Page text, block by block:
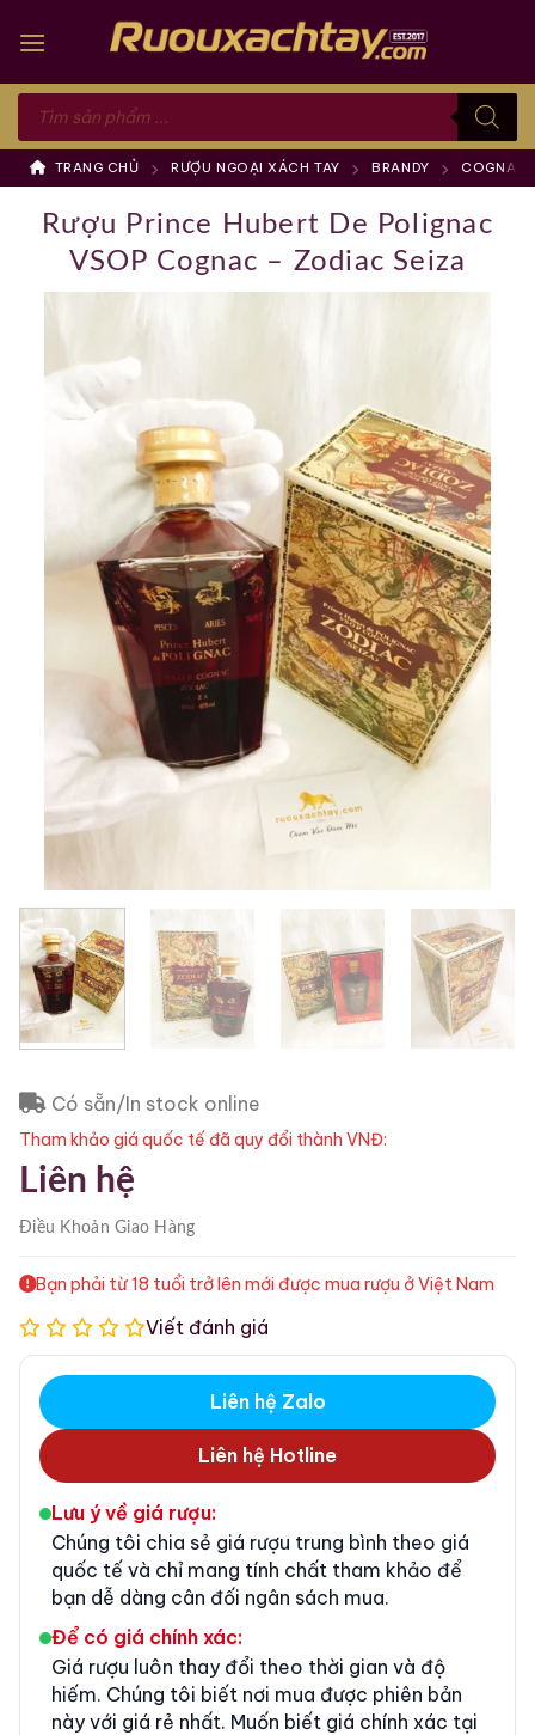
Tìm
kiếm
phẩm
TRANG CHỦ RƯỢU NGOẠI XÁCH TAY BRANDY COGNAC
Rượu Prince Hubert De Polignac
VSOP Cognac – Zodiac Seiza
Có sẵn/In stock online
Tham khảo giá quốc tế đã quy đổi thành VNĐ:
Liên hệ
Điều KhoảnGiao Hàng
Bạn phải từ 18 tuổi trở lên mới được mua rượu ở Việt Nam
Viết đánh giá
Liên hệ Zalo
Liên hệ Hotline
Lưu ý về giá rượu:
Chúng tôi chia sẻ giá rượu trung bình theo giá
quốc tế và chỉ mang tính chất tham khảo để
bạn dễ dàng cân đối ngân sách mua.
Để có giá chính xác:
Giá rượu luôn thay đổi theo thời gian và độ
hiếm. Chúng tôi biết nơi mua được phiên bản
này với giá rẻ nhất. Muốn biết giá chính xác tại